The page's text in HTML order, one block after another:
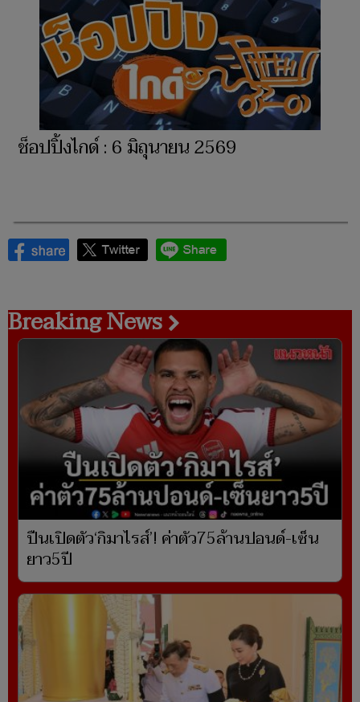
ช็อปปิ้งไกด์ : 6 มิถุนายน 2569
Breaking News
ปืนเปิดตัว‘กิมาไรส์’! ค่าตัว75ล้านปอนด์-เซ็น
ยาว5ปี